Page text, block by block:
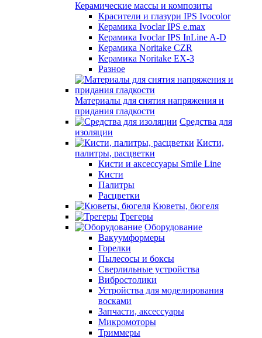
Керамические массы и композиты
Красители и глазури IPS Ivocolor
Керамика Ivoclar IPS e.max
Керамика Ivoclar IPS InLine A-D
Керамика Noritake CZR
Керамика Noritake EX-3
Разное
Материалы для снятия напряжения и
придания гладкости
Средства для
изоляции
Кисти,
палитры, расцветки
Кисти и аксессуары Smile Line
Кисти
Палитры
Расцветки
Кюветы, бюгеля
Трегеры
Оборудование
Вакуумформеры
Горелки
Пылесосы и боксы
Сверлильные устройства
Вибростолики
Устройства для моделирования
восками
Запчасти, аксессуары
Микромоторы
Триммеры